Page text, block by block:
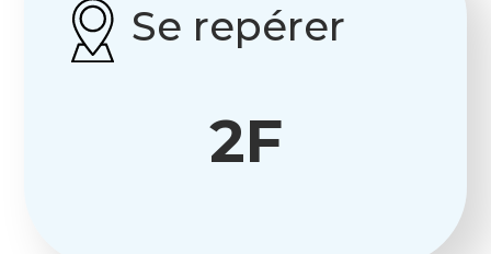
Se repérer
2F